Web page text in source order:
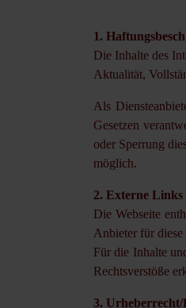
1.
Die Inhalte des
Aktualität,
Als
Gesetzen
oder Sperrung
möglich.
2. Externe Links
Die Webseite
Anbieter für diese
Für die Inhalte
Rechtsverstöße
3.